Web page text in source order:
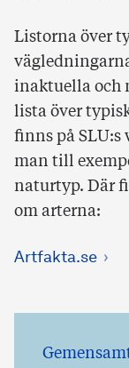
Listorna över
inaktuella och
lista över
finns på SLU:s
man till
naturtyp. Där
om arterna:
Artfakta.se